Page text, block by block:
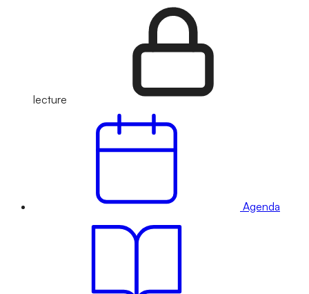
lecture
Agenda